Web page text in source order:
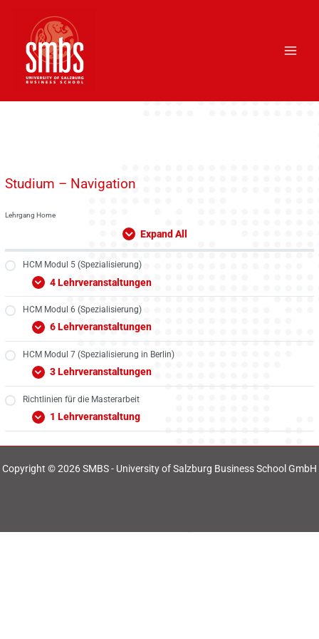
content
Studium – Navigation
Lehrgang Home
Expand All
HCM Modul 5 (Spezialisierung)
4 Lehrveranstaltungen
HCM Modul 6 (Spezialisierung)
6 Lehrveranstaltungen
HCM Modul 7 (Spezialisierung in Berlin)
3 Lehrveranstaltungen
Richtlinien für die Masterarbeit
1 Lehrveranstaltung
Copyright © 2026 SMBS - University of Salzburg Business School GmbH